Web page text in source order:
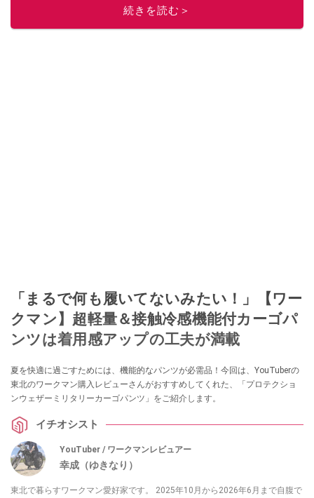
続きを読む＞
「まるで何も履いてないみたい！」【ワー
クマン】超軽量＆接触冷感機能付カーゴパ
ンツは着用感アップの工夫が満載
夏を快適に過ごすためには、機能的なパンツが必需品！今回は、YouTuberの
東北のワークマン購入レビューさんがおすすめしてくれた、「プロテクショ
ンウェザーミリタリーカーゴパンツ」をご紹介します。
イチオシスト
YouTuber / ワークマンレビュアー
幸成（ゆきなり）
東北で暮らすワークマン愛好家です。 2025年10月から2026年6月まで自腹で